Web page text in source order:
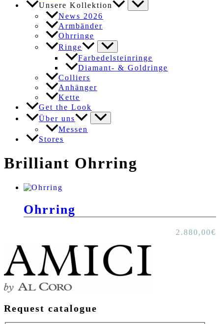
Unsere Kollektion
News 2026
Armbänder
Ohrringe
Ringe
Farbedelsteinringe
Diamant- & Goldringe
Colliers
Anhänger
Kette
Get the Look
Über uns
Messen
Stores
Brilliant Ohrring
Ohrring
2.880,00€
Request catalogue